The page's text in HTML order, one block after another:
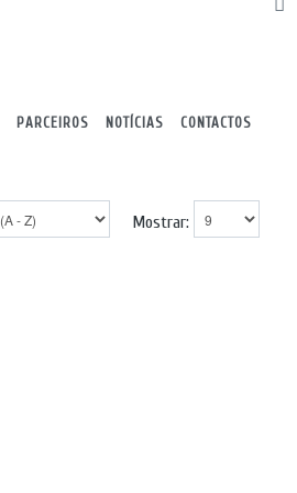
PARCEIROS NOTÍCIAS CONTACTOS
Mostrar: